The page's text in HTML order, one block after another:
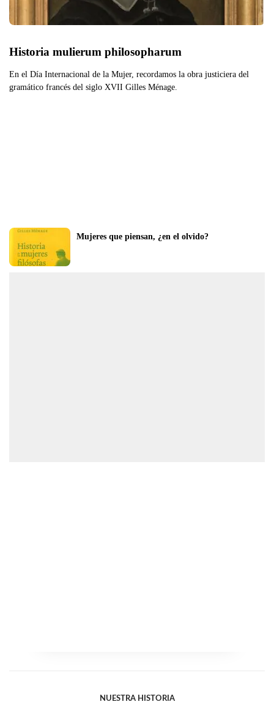
Historia mulierum philosopharum
En el Día Internacional de la Mujer, recordamos la obra justiciera del
gramático francés del siglo XVII Gilles Ménage.
Mujeres que piensan, ¿en el olvido?
NUESTRA HISTORIA